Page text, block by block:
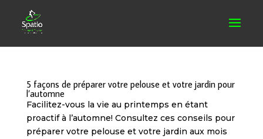
5 façons de préparer votre pelouse et votre jardin pour
l’automne
Facilitez-vous la vie au printemps en étant
proactif à l’automne! Consultez ces conseils pour
préparer votre pelouse et votre jardin aux mois